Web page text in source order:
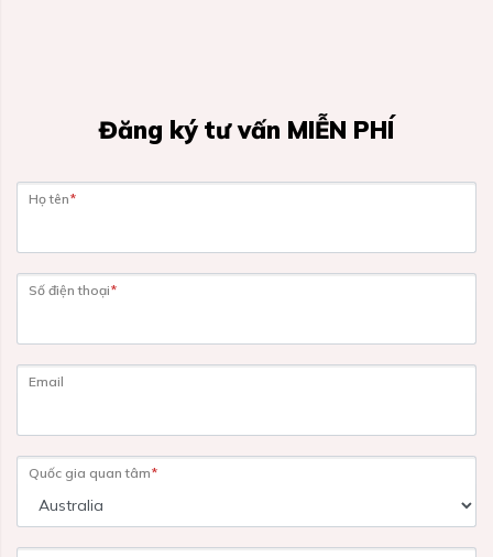
Đăng ký tư vấn MIỄN PHÍ
Họ tên*
Số điện thoại*
Email
Quốc gia quan tâm*